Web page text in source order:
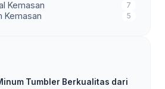
Kemasan 7
Kemasan 5
Tumbler Berkualitas dari